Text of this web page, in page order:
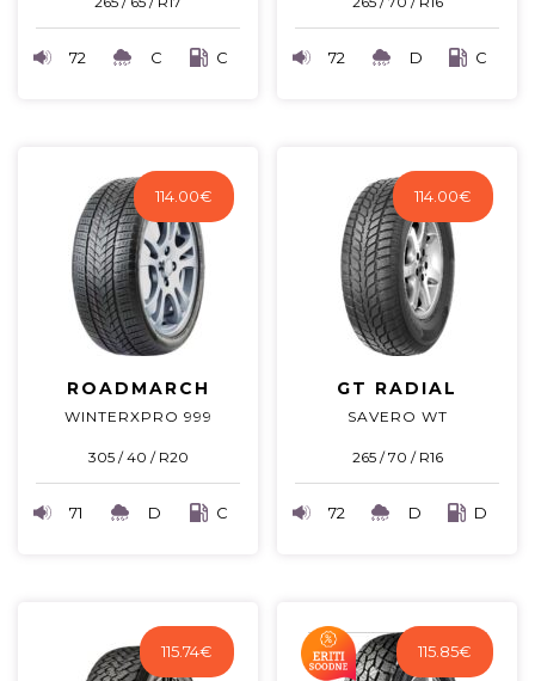
72 C C 72 D C
114.00€
ROADMARCH
WINTERXPRO 999
305 / 40 / R20
71 D C
114.00€
GT RADIAL
SAVERO WT
265 / 70 / R16
72 D D
115.74€ 115.85€